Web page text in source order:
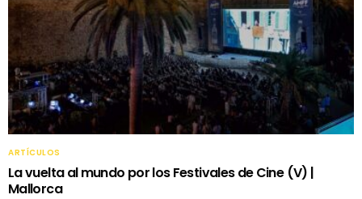
ARTÍCULOS
La vuelta al mundo por los Festivales de Cine (V) |
Mallorca